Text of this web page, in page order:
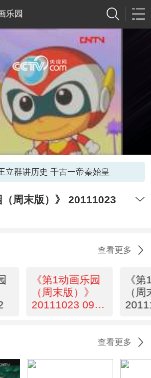
乐园
开小差了，请稍后再试
立群讲历史 千古一帝秦始皇
（周末版）》 20111023
查看更多
《第1动画乐园
（周末版）》
20111023 09：
《
（
查看更多